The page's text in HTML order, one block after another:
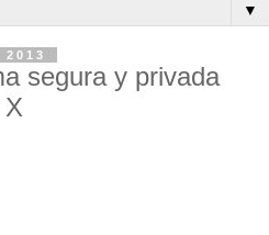
▼
segura y privada